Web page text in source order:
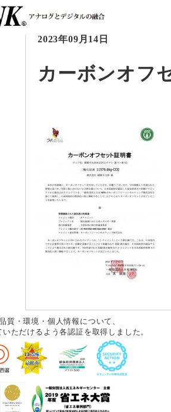
2023年09月14日
カーボンオフ
質・環境・個人情報について、
ただけるよう各認証を取得しました。